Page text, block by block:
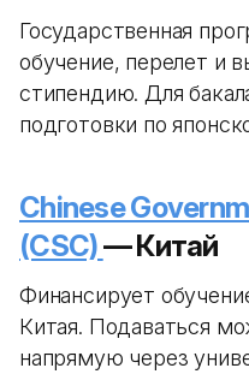
Государственная
обучение, перелет и
стипендию. Для
подготовки по
Chinese
(CSC)— Китай
Финансирует
Китая. Подаваться
напрямую через